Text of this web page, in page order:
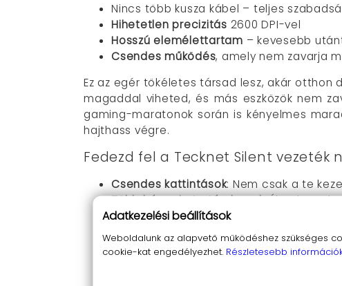
Nincs több kusza kábel – teljes
Hihetetlen precizitás 2600 DPI-vel
Hosszú elemélettartam – kevesebb
Csendes működés, amely nem zavarja
Ez az egér tökéletes társad lesz, akár otthon
magaddal viheted, és más eszközök nem
gaming-maratonok során is kényelmes
hajthass végre.
Fedezd fel a Tecknet Silent vezeték
Csendes kattintások: Nem csak a te
Több hónapig tartó elemek: Élvezheted
Rendkívül pontos kurzorvezérlés
Szabadságot adó vezeték nélküli
Egyszerű csatlakozás és használat: Plug
Adatkezelési beállítások
Weboldalunk az alapvető működéshez szükséges
cookie-kat engedélyezhet. Részletesebb